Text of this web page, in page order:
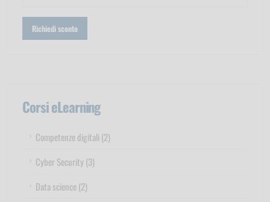
Corsi eLearning
Competenze digitali (2)
Cyber Security (3)
Data science (2)